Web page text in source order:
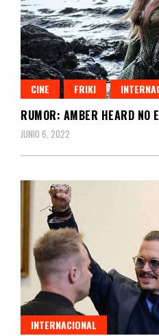
CINE FRIKI
RUMOR: AMBER HEARD NO
JUNIO 6, 2022
INTERNACIONAL